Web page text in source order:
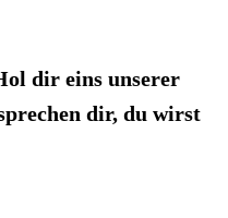
dir eins unserer
dir, du wirst